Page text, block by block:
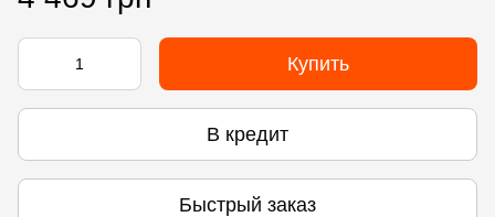
Купить
В кредит
Быстрый заказ